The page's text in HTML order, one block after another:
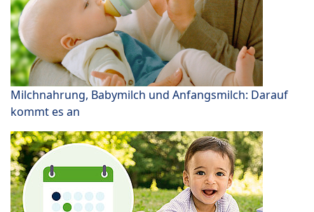
Milchnahrung, Babymilch und Anfangsmilch: Darauf
kommt es an